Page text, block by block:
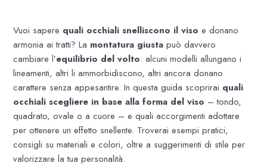
Vuoi sapere quali occhiali snelliscono il viso e donano
armonia ai tratti? La montatura giusta può davvero
cambiare l’equilibrio del volto: alcuni modelli allungano i
lineamenti, altri li ammorbidiscono, altri ancora donano
carattere senza appesantire. In questa guida scoprirai quali
occhiali scegliere in base alla forma del viso – tondo,
quadrato, ovale o a cuore – e quali accorgimenti adottare
per ottenere un effetto snellente. Troverai esempi pratici,
consigli su materiali e colori, oltre a suggerimenti di stile per
valorizzare la tua personalità.